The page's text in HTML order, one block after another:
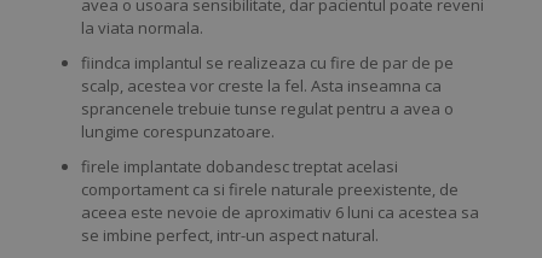
avea o usoara sensibilitate, dar pacientul poate reveni
la viata normala.
fiindca implantul se realizeaza cu fire de par de pe
scalp, acestea vor creste la fel. Asta inseamna ca
sprancenele trebuie tunse regulat pentru a avea o
lungime corespunzatoare.
firele implantate dobandesc treptat acelasi
comportament ca si firele naturale preexistente, de
aceea este nevoie de aproximativ 6 luni ca acestea sa
se imbine perfect, intr-un aspect natural.